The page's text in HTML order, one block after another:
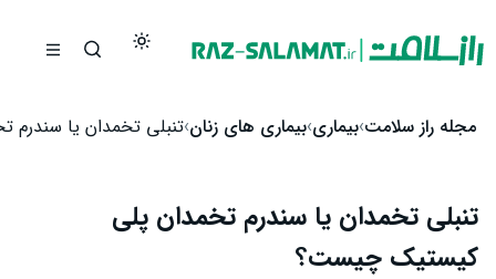
مجله راز سلامت بیماری بیماری های زنان تنبلی تخمدان یا
تنبلی تخمدان یا سندرم تخمدان پلی
کیستیک چیست؟